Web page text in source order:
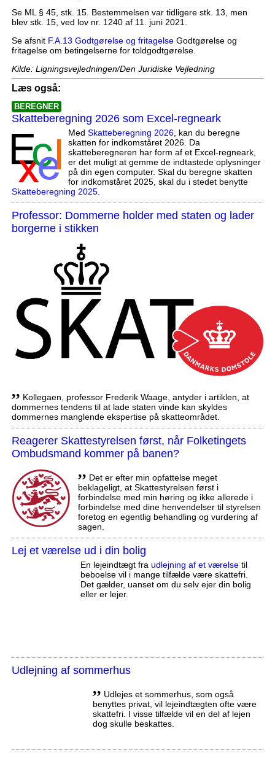
Se ML § 45, stk. 15. Bestemmelsen var tidligere stk. 13, men
blev stk. 15, ved lov nr. 1240 af 11. juni 2021.
Se afsnit F.A.13 Godtgørelse og fritagelseGodtgørelse og
fritagelse om betingelserne for toldgodtgørelse.
Kilde: Ligningsvejledningen/Den Juridiske Vejledning
Læs også:
BEREGNER
Skatteberegning 2026 som Excel-regneark
Med Skatteberegning 2026, kan du beregne
skatten for indkomståret 2026. Da
skatteberegneren har form af et Excel-regneark,
er det muligt at gemme de indtastede oplysninger
på din egen computer. Skal du beregne skatten
for indkomståret 2025, skal du i stedet benytte
Skatteberegning 2025.
Professor: Dommerne holder med staten og lader
borgerne i stikken
,, Kollegaen, professor Frederik Waage, antyder i artiklen, at
dommernes tendens til at lade staten vinde kan skyldes
dommernes manglende ekspertise på skatteområdet.
Reagerer Skattestyrelsen først, når Folketingets
Ombudsmand kommer på banen?
,, Det er efter min opfattelse meget
beklageligt, at Skattestyrelsen først i
forbindelse med min høring og ikke allerede i
forbindelse med dine henvendelser til styrelsen
foretog en egentlig behandling og vurdering af
sagen.
Lej et værelse ud i din bolig
En lejeindtægt fra udlejning af et værelsetil
beboelse vil i mange tilfælde være skattefri.
Det gælder, uanset om du selv ejer din bolig
eller er lejer.
Udlejning af sommerhus
,, Udlejes et sommerhus, som også
benyttes privat, vil lejeindtægten ofte være
skattefri. I visse tilfælde vil en del af lejen
dog skulle beskattes.